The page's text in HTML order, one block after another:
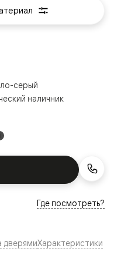
серый
наличник
Где посмотреть?
дверямиХарактеристики